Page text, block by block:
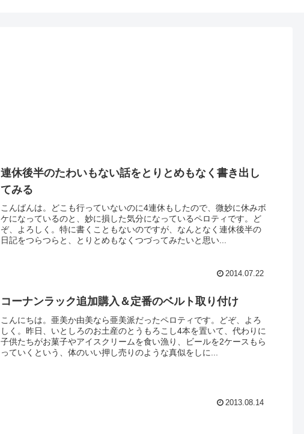
連休後半のたわいもない話をとりとめもなく書き出し
てみる
こんばんは。どこも行っていないのに4連休もしたので、微妙に休みボ
ケになっているのと、妙に損した気分になっているペロティです。ど
ぞ、よろしく。特に書くこともないのですが、なんとなく連休後半の
日記をつらつらと、とりとめもなくつづってみたいと思い...
2014.07.22
コーナンラック追加購入＆定番のベルト取り付け
こんにちは。亜美か由美なら亜美派だったペロティです。どぞ、よろ
しく。昨日、いとしろのお土産のとうもろこし4本を置いて、代わりに
子供たちがお菓子やアイスクリームを食い漁り、ビールを2ケースもら
っていくという、体のいい押し売りのような真似をしに...
2013.08.14